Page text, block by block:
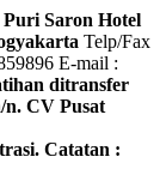
Saron Hotel
Telp/Fax
E-mail :
ditransfer
CV Pusat
Catatan :